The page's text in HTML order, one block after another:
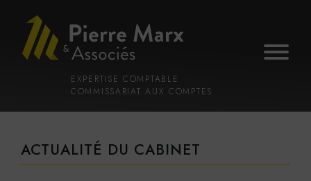
gestion
contenu
EXPERTISE COMPTABLE
COMMISSARIAT AUX COMPTES
ACTUALITÉ DU CABINET